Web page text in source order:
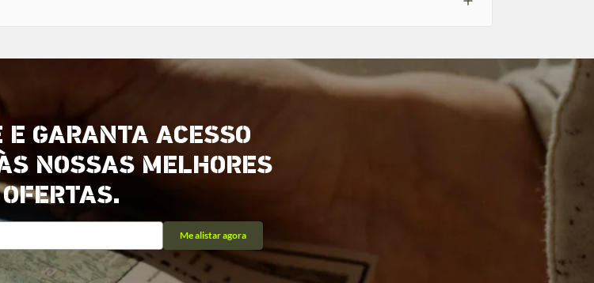
GARANTA ACESSO
NOSSAS MELHORES
OFERTAS.
Me alistar agora